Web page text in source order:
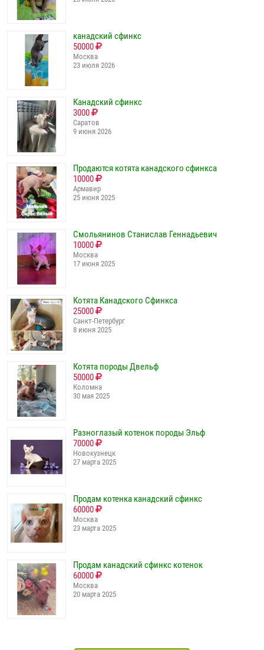
канадский сфинкс
50000
Москва
23 июля 2026
Канадский сфинкс
3000
Саратов
9 июня 2026
Продаются котята канадского сфинкса
10000
Армавир
25 июня 2025
Смольянинов Станислав Геннадьевич
10000
Москва
17 июня 2025
Котята Канадского Сфинкса
25000
Санкт-Петербург
8 июня 2025
Котята породы Двельф
50000
Коломна
30 мая 2025
Разноглазый котенок породы Эльф
70000
Новокузнецк
27 марта 2025
Продам котенка канадский сфинкс
60000
Москва
23 марта 2025
Продам канадский сфинкс котенок
60000
Москва
20 марта 2025